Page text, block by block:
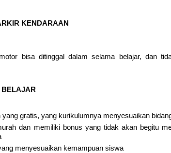
KENDARAAN
bisa ditinggal dalam selama belajar, dan
yang gratis, yang kurikulumnya menyesuaikan
dan memiliki bonus yang tidak akan begitu
menyesuaikan kemampuan siswa